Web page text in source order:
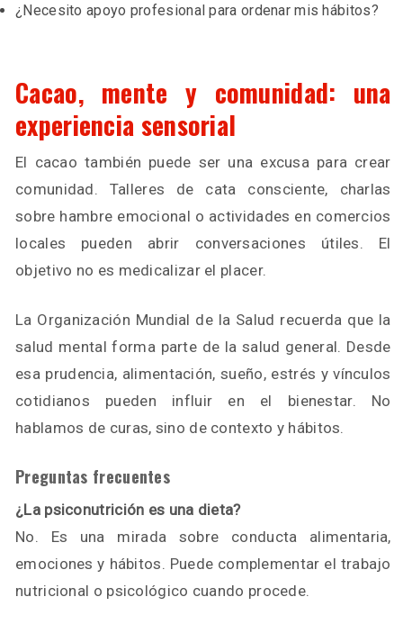
¿Necesito apoyo profesional para ordenar mis hábitos?
Cacao, mente y comunidad: una
experiencia sensorial
El cacao también puede ser una excusa para crear
comunidad. Talleres de cata consciente, charlas
sobre hambre emocional o actividades en comercios
locales pueden abrir conversaciones útiles. El
objetivo no es medicalizar el placer.
La Organización Mundial de la Salud recuerda que la
salud mental forma parte de la salud general. Desde
esa prudencia, alimentación, sueño, estrés y vínculos
cotidianos pueden influir en el bienestar. No
hablamos de curas, sino de contexto y hábitos.
Preguntas frecuentes
¿La psiconutrición es una dieta?
No. Es una mirada sobre conducta alimentaria,
emociones y hábitos. Puede complementar el trabajo
nutricional o psicológico cuando procede.